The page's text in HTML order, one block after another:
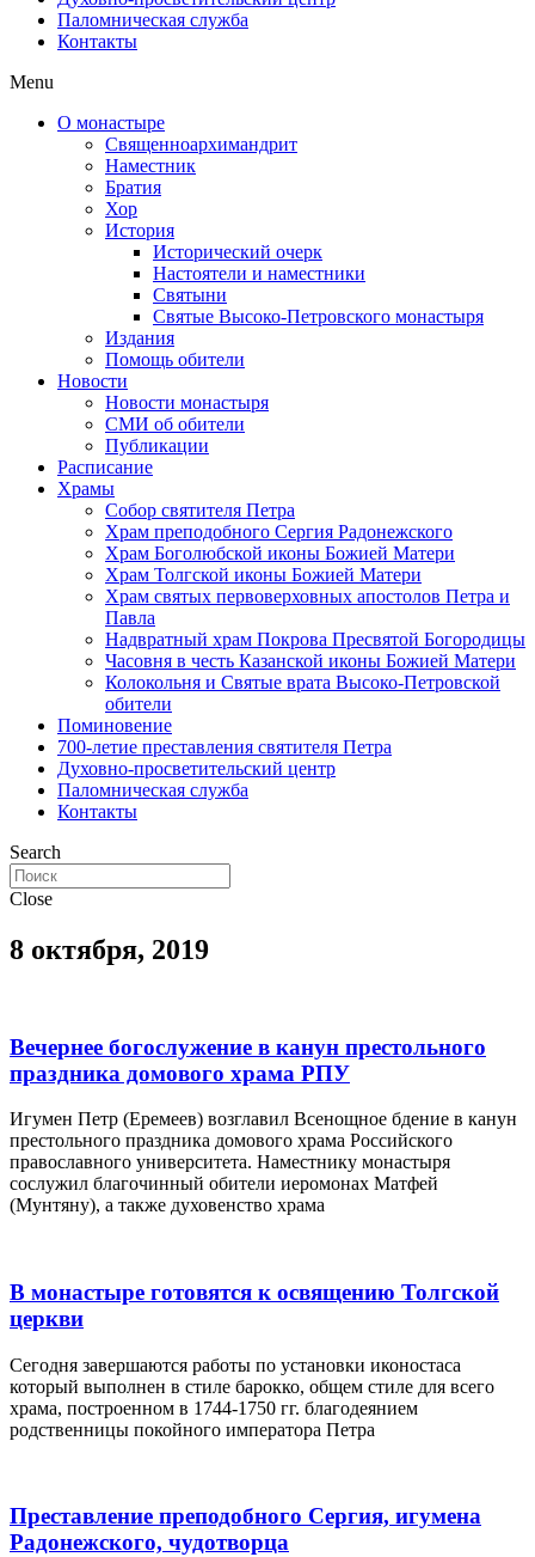
Паломническая служба
Контакты
Menu
О монастыре
Священноархимандрит
Наместник
Братия
Хор
История
Исторический очерк
Настоятели и наместники
Святыни
Святые Высоко-Петровского монастыря
Издания
Помощь обители
Новости
Новости монастыря
СМИ об обители
Публикации
Расписание
Храмы
Собор святителя Петра
Храм преподобного Сергия Радонежского
Храм Боголюбской иконы Божией Матери
Храм Толгской иконы Божией Матери
Храм святых первоверховных апостолов Петра и
Павла
Надвратный храм Покрова Пресвятой Богородицы
Часовня в честь Казанской иконы Божией Матери
Колокольня и Святые врата Высоко-Петровской
обители
Поминовение
700-летие преставления святителя Петра
Духовно-просветительский центр
Паломническая служба
Контакты
Search
Close
8 октября, 2019
Вечернее богослужение в канун престольного
праздника домового храма РПУ
Игумен Петр (Еремеев) возглавил Всенощное бдение в канун
престольного праздника домового храма Российского
православного университета. Наместнику монастыря
сослужил благочинный обители иеромонах Матфей
(Мунтяну), а также духовенство храма
В монастыре готовятся к освящению Толгской
церкви
Сегодня завершаются работы по установки иконостаса
который выполнен в стиле барокко, общем стиле для всего
храма, построенном в 1744-1750 гг. благодеянием
родственницы покойного императора Петра
Преставление преподобного Сергия, игумена
Радонежского, чудотворца